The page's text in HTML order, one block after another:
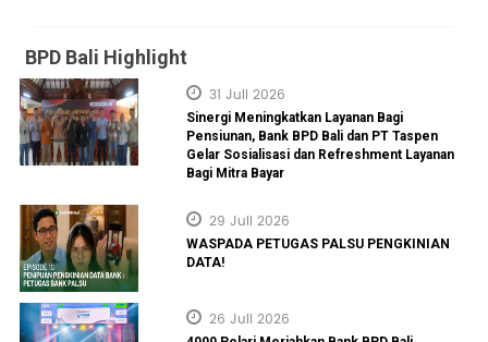
BPD Bali Highlight
31 Juli 2026
Sinergi Meningkatkan Layanan Bagi
Pensiunan, Bank BPD Bali dan PT Taspen
Gelar Sosialisasi dan Refreshment Layanan
Bagi Mitra Bayar
29 Juli 2026
WASPADA PETUGAS PALSU PENGKINIAN
DATA!
26 Juli 2026